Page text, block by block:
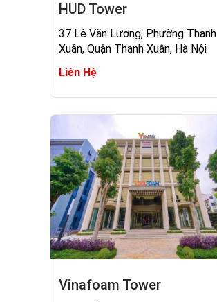
HUD Tower
37 Lê Văn Lương, Phường Thanh
Xuân, Quận Thanh Xuân, Hà Nội
Liên Hệ
Vinafoam Tower